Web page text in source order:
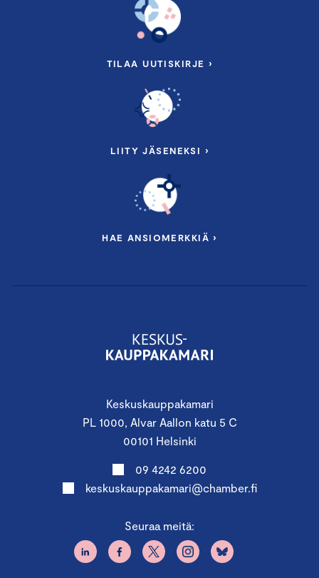
Keskuskauppakamari
PL 1000, Alvar Aallon katu 5 C
00101 Helsinki
09 4242 6200
keskuskauppakamari@chamber.fi
Seuraa meitä:
TILAA UUTISKIRJE ›
LIITY JÄSENEKSI ›
HAE ANSIOMERKKIÄ ›